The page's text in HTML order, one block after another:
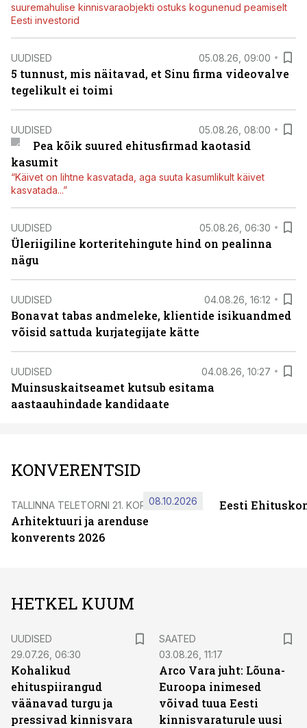
suuremahulise kinnisvaraobjekti ostuks kogunenud peamiselt
Eesti investorid
UUDISED 05.08.26, 09:00
5 tunnust, mis näitavad, et Sinu firma videovalve
tegelikult ei toimi
UUDISED 05.08.26, 08:00
Pea kõik suured ehitusfirmad kaotasid
kasumit
“Käivet on lihtne kasvatada, aga suuta kasumlikult käivet
kasvatada...”
UUDISED 05.08.26, 06:30
Üleriigiline korteritehingute hind on pealinna
nägu
UUDISED 04.08.26, 16:12
Bonavat tabas andmeleke, klientide isikuandmed
võisid sattuda kurjategijate kätte
UUDISED 04.08.26, 10:27
Muinsuskaitseamet kutsub esitama
aastaauhindade kandidaate
KONVERENTSID
TALLINNA TELETORNI 21. KORRUSEL
Arhitektuuri ja arenduse
konverents 2026
08.10.2026 Eesti
HETKEL KUUM
UUDISED
29.07.26, 06:30
Kohalikud
ehituspiirangud
väänavad turgu ja
pressivad kinnisvara
SAATED
03.08.26, 11:17
Arco Vara juht: Lõuna-
Euroopa inimesed
võivad tuua Eesti
kinnisvaraturule uusi